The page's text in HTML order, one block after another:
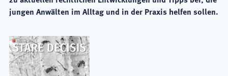
jungen Anwälten im Alltag und in der Praxis helfen sollen.